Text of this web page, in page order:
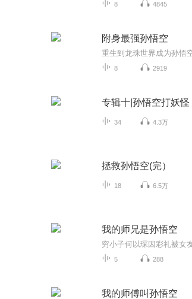
8 4845
附身最强孙悟空
8 2919
专辑十|孙悟空打妖怪
34 4.3万
拯救孙悟空(完）
18 6.5万
我的师兄是孙悟空
5 288
我的师傅叫孙悟空